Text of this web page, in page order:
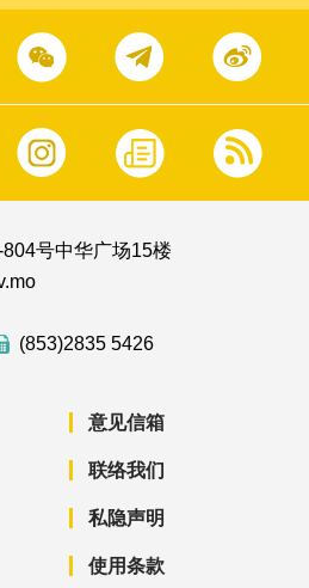
号中华广场15楼
(853)2835 5426
意见信箱
联络我们
私隐声明
使用条款